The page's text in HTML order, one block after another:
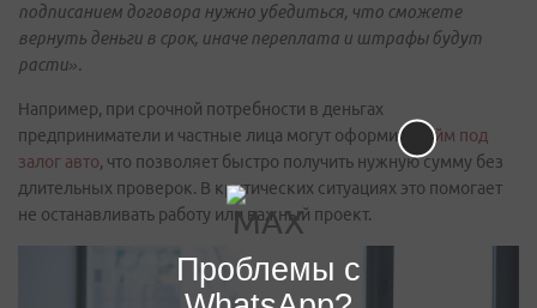
подписанием договора нужно убедиться, что сможете
вернуть деньги в срок, иначе переплата и штрафы будут
расти».
Например, при срочной потребности в деньгах
предприниматели и частные лица могут оформить
займ под
залог авто, что позволяет быстро получить нужную сумму без
длительных проверок. В критических ситуациях это помогает
не останавливать работу или важный проект.
Проблемы с